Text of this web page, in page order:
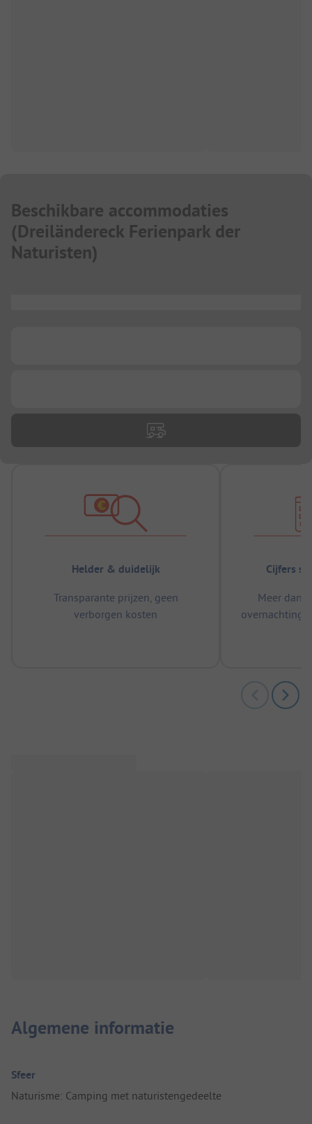
Beschikbare accommodaties
(Dreiländereck Ferienpark der
Naturisten)
Helder & duidelijk
Transparante prijzen, geen
verborgen kosten
Cijfers
Meer dan
Algemene informatie
Sfeer
Naturisme: Camping met naturistengedeelte